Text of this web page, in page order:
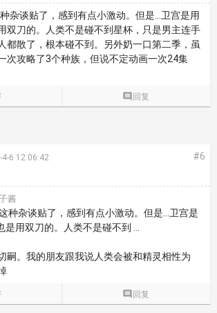
杂谈贴了，感到有点小激动。但是…卫宫是用
双刀的。人类不是碰不到星杯，只是男主连手
都散了，根本碰不到。另外奶一口第二季，虽
次攻略了3个种族，但说不定动画一次24集
 回复
4-6 12:06:42 #6
酱
种杂谈贴了，感到有点小激动。但是…卫宫是
是用双刀的。人类不是碰不到 ...
嗣。我的朋友跟我说人类会被和精灵相性为
 回复